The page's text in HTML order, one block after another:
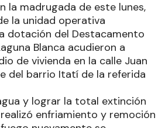
la madrugada de este lunes,
la unidad operativa
dotación del Destacamento
Blanca acudieron a
de vivienda en la calle Juan
del barrio Itatí de la referida
y lograr la total extinción
enfriamiento y remoción